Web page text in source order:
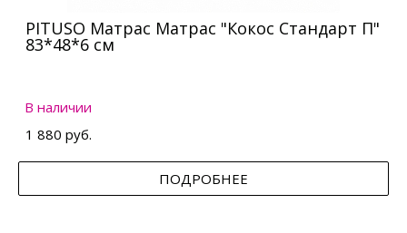
PITUSO Матрас Матрас "Кокос Стандарт П"
83*48*6 см
В наличии
1 880 руб.
ПОДРОБНЕЕ